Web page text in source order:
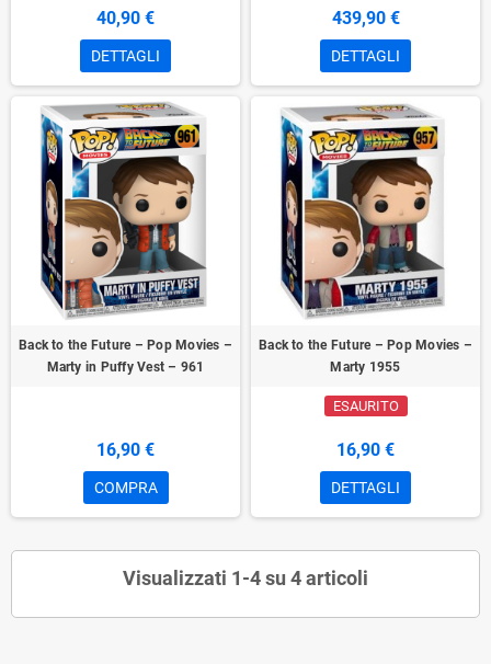
40,90 €
DETTAGLI
439,90 €
DETTAGLI
Back to the Future – Pop Movies –
Marty in Puffy Vest – 961
16,90 €
COMPRA
Back to the Future – Pop Movies –
Marty 1955
ESAURITO
16,90 €
DETTAGLI
Visualizzati 1-4 su 4 articoli